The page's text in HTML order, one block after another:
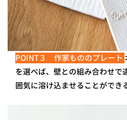
POINT３ 作家もののプレート
を選べば、壁との組み合わせで
囲気に溶け込ませることができ